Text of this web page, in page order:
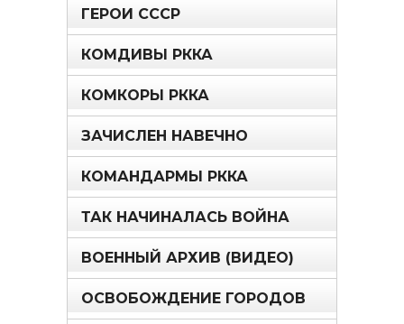
ГЕРОИ СССР
КОМДИВЫ РККА
КОМКОРЫ РККА
ЗАЧИСЛЕН НАВЕЧНО
КОМАНДАРМЫ РККА
ТАК НАЧИНАЛАСЬ ВОЙНА
ВОЕННЫЙ АРХИВ (ВИДЕО)
ОСВОБОЖДЕНИЕ ГОРОДОВ